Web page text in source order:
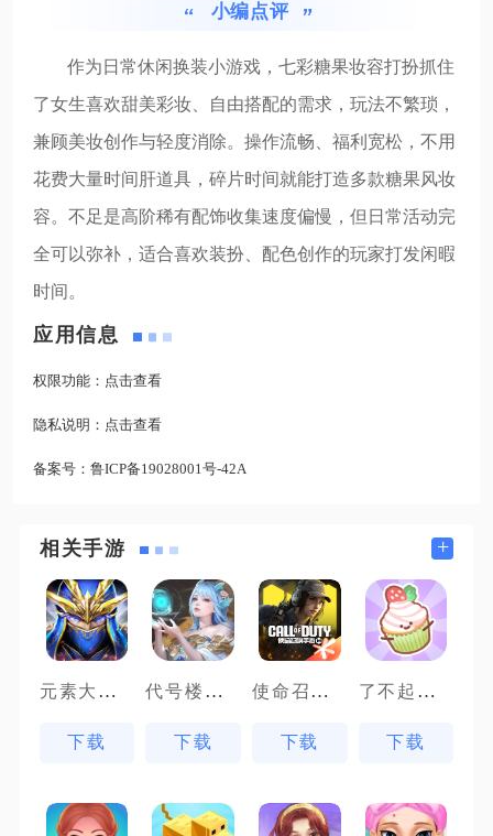
小编点评
作为日常休闲换装小游戏，七彩糖果妆容打扮抓住
了女生喜欢甜美彩妆、自由搭配的需求，玩法不繁琐，
兼顾美妆创作与轻度消除。操作流畅、福利宽松，不用
花费大量时间肝道具，碎片时间就能打造多款糖果风妆
容。不足是高阶稀有配饰收集速度偏慢，但日常活动完
全可以弥补，适合喜欢装扮、配色创作的玩家打发闲暇
时间。
应用信息
权限功能： 点击查看
隐私说明： 点击查看
备案号： 鲁ICP备19028001号-42A
相关手游 +
元素大天使
下载
代号楼兰计划
下载
使命召唤手游体验服
下载
了不起小镇
下载